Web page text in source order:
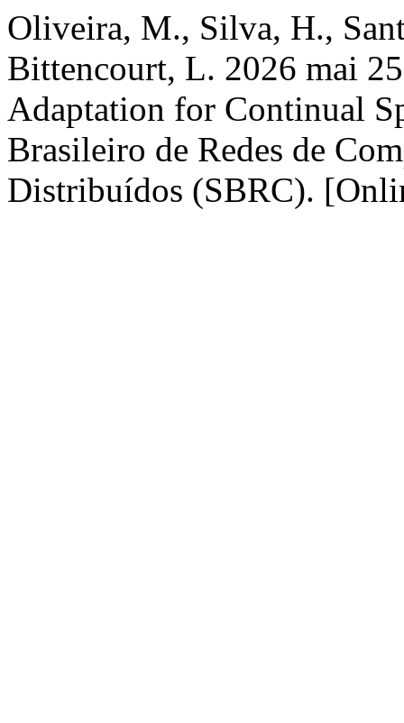
Oliveira, M., Silva, H.,
Bittencourt, L. 2026 mai
Adaptation for Continual
Brasileiro de Redes de
Distribuídos (SBRC).